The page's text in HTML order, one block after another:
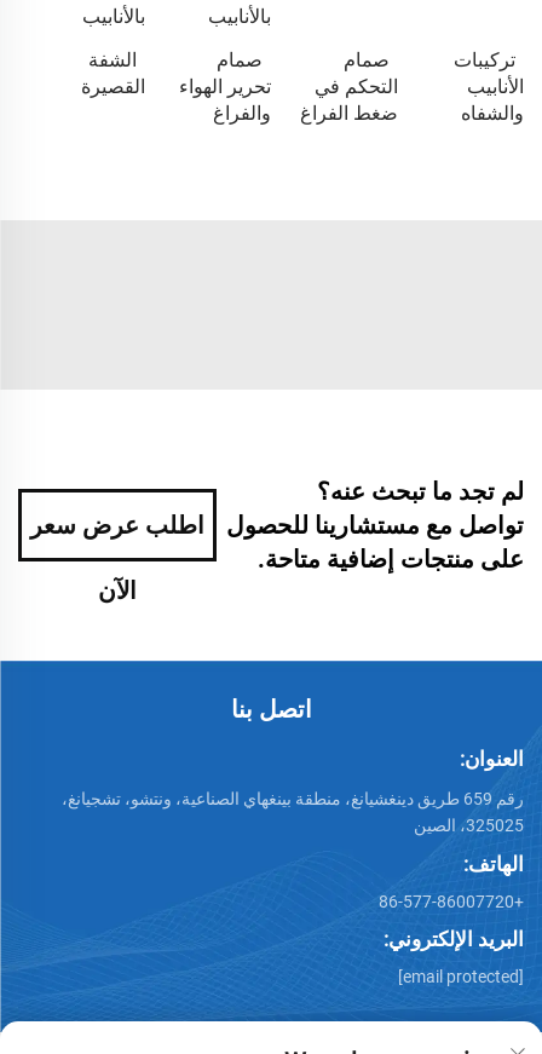
بالأنابيب
بالأنابيب
تركيبات
الأنابيب
والشفاه
صمام
التحكم في
ضغط الفراغ
صمام
تحرير الهواء
والفراغ
الشفة
القصيرة
لم تجد ما تبحث عنه؟
تواصل مع مستشارينا للحصول
على منتجات إضافية متاحة.
اطلب عرض سعر
الآن
اتصل بنا
العنوان:
رقم 659 طريق دينغشيانغ، منطقة بينغهاي الصناعية، ونتشو، تشجيانغ،
325025، الصين
الهاتف:
+86-577-86007720
البريد الإلكتروني:
[email protected]